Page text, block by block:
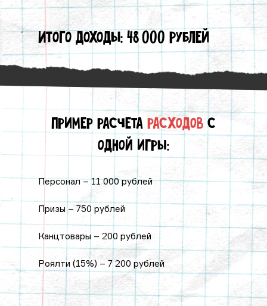
Итого доходы: 48 000 рублей
Персонал – 11 000 рублей
Призы – 750 рублей
Канцтовары – 200 рублей
Роялти (15%) – 7 200 рублей
Пример расчета расходов с
одной игры: